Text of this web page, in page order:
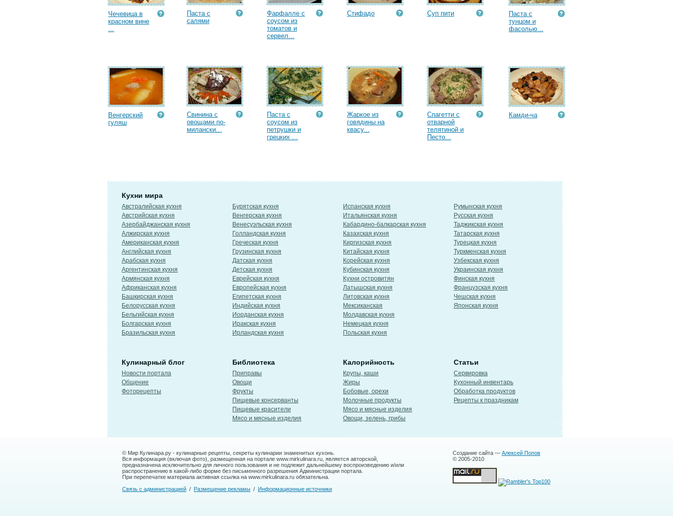
Чечевица в
красном вине
...
Паста с
салями
Фарфалле с
соусом из
томатов и
сервел...
Стифадо Суп пити
Паста с
тунцом и
фасолью...
Венгерский
гуляш
Свинина с
овощами по-
милански...
Паста с
соусом из
петрушки и
грецких ...
Жаркое из
говядины на
квасу...
Спагетти с
отварной
телятиной и
Песто...
Камди-ча
Кухни мира
Австралийская кухня
Австрийская кухня
Азербайджанская кухня
Алжирская кухня
Американская кухня
Английская кухня
Арабская кухня
Аргентинская кухня
Армянская кухня
Африканская кухня
Башкирская кухня
Белорусская кухня
Бельгийская кухня
Болгарская кухня
Бразильская кухня
Бурятская кухня
Венгерская кухня
Венесуэльская кухня
Голландская кухня
Греческая кухня
Грузинская кухня
Датская кухня
Детская кухня
Еврейская кухня
Европейская кухня
Египетская кухня
Индийская кухня
Иорданская кухня
Иракская кухня
Ирландская кухня
Испанская кухня
Итальянская кухня
Кабардино-балкарская кухня
Казахская кухня
Киргизская кухня
Китайская кухня
Корейская кухня
Кубинская кухня
Кухни островитян
Латышская кухня
Литовская кухня
Мексиканская
Молдавская кухня
Немецкая кухня
Польская кухня
Румынская кухня
Русская кухня
Таджикская кухня
Татарская кухня
Турецкая кухня
Туркменская кухня
Узбекская кухня
Украинская кухня
Финская кухня
Французская кухня
Чешская кухня
Японская кухня
Кулинарный блог
Новости портала
Общение
Фоторецепты
Библиотека
Приправы
Овощи
Фрукты
Пищевые консерванты
Пищевые красители
Мясо и мясные изделия
Калорийность
Крупы, каши
Жиры
Бобовые, орехи
Молочные продукты
Мясо и мясные изделия
Овощи, зелень, грибы
Статьи
Сервировка
Кухонный инвентарь
Обработка продуктов
Рецепты к праздникам
© Мир Кулинара.ру - кулинарные рецепты, секреты кулинарии знаменитых кухонь.
Вся информация (включая фото), размещенная на портале www.mirkulinara.ru, является авторской,
предназначена исключительно для личного пользования и не подлежит дальнейшему воспроизведению и/или
распространению в какой-либо форме без письменного разрешения Администрации портала.
При перепечатке материала активная ссылка на www.mirkulinara.ru обязательна.
Связь с администрацией / Размещение рекламы / Информационные источники
Создание сайта — Алексей Попов
© 2005-2010